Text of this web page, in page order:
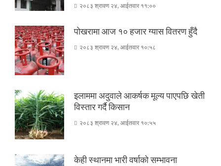
२०८३ श्रावण २४, आईतवार ११:००
पोखरामा आज १० हजार ग्यास वितरण हुँदै
२०८३ श्रावण २४, आईतवार १०:५८
इलाममा अदुवाले आकर्षक मूल्य पाएपछि खेती
विस्तार गर्दै किसान
२०८३ श्रावण २४, आईतवार १०:५५
केही स्थानमा भारी वर्षाको सम्भावना